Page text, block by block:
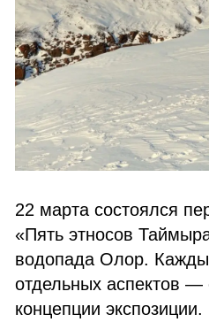
22 марта состоялся
«Пять этносов
водопада Олор.
отдельных аспектов —
концепции